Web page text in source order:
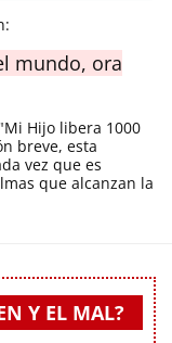
mundo, ora
Hijo libera 1000
breve, esta
vez que es
que alcanzan la
Y EL MAL?